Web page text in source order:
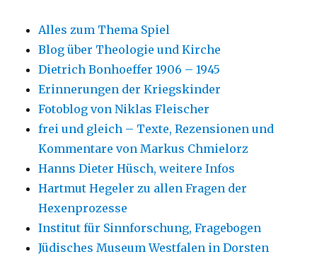
Alles zum Thema Spiel
Blog über Theologie und Kirche
Dietrich Bonhoeffer 1906 – 1945
Erinnerungen der Kriegskinder
Fotoblog von Niklas Fleischer
frei und gleich – Texte, Rezensionen und
Kommentare von Markus Chmielorz
Hanns Dieter Hüsch, weitere Infos
Hartmut Hegeler zu allen Fragen der
Hexenprozesse
Institut für Sinnforschung, Fragebogen
Jüdisches Museum Westfalen in Dorsten